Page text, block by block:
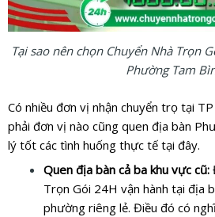
Tại sao nên chọn Chuyển Nhà Trọn
Phường Tam
Có nhiều đơn vị nhận chuyển trọ tại
phải đơn vị nào cũng quen địa bàn
lý tốt các tình huống thực tế tại đây.
Quen địa bàn cả ba khu vực cũ:
Trọn Gói 24H vận hành tại địa
phường riêng lẻ. Điều đó có